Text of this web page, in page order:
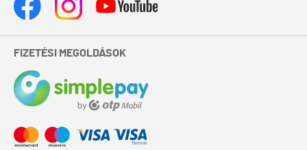
FIZETÉSI MEGOLDÁSOK